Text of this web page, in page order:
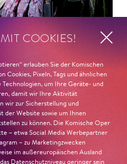
DER FAUST
Theaterpreis DER
COOKIES!
erlauben Sie der Komischen
Cookies, Pixeln, Tags und ähnlichen
Technologien, um Ihre Geräte- und
damit wir Ihre Aktivität
wir zur Sicherstellung und
der Website sowie um Ihnen
zu können. Die Komische Oper
– etwa Social Media Werbepartner
– zu Marketingzwecken
im außereuropäischen Ausland
Datenschutzniveau geringer sein